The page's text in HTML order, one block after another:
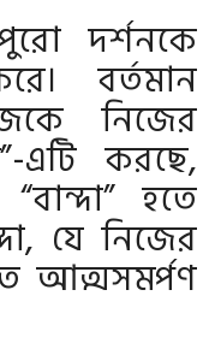
দর্শনকে
বর্তমান
নিজের
এটি করছে,
হতে
যে নিজের
আত্মসমর্পণ